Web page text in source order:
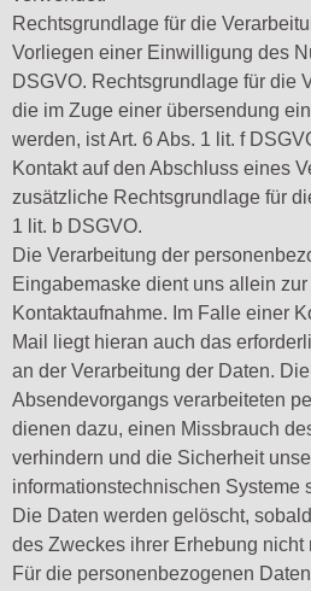
Rechtsgrundlage für die
Vorliegen einer Einwilligung des
DSGVO. Rechtsgrundlage für die
die im Zuge einer übersendung
werden, ist Art. 6 Abs. 1 lit. f
Kontakt auf den Abschluss eines
zusätzliche Rechtsgrundlage für
1 lit. b DSGVO.
Die Verarbeitung der
Eingabemaske dient uns allein
Kontaktaufnahme. Im Falle einer
Mail liegt hieran auch das
an der Verarbeitung der Daten.
Absendevorgangs verarbeiteten
dienen dazu, einen Missbrauch
verhindern und die Sicherheit
informationstechnischen Systeme
Die Daten werden gelöscht,
des Zweckes ihrer Erhebung nicht
Für die personenbezogenen